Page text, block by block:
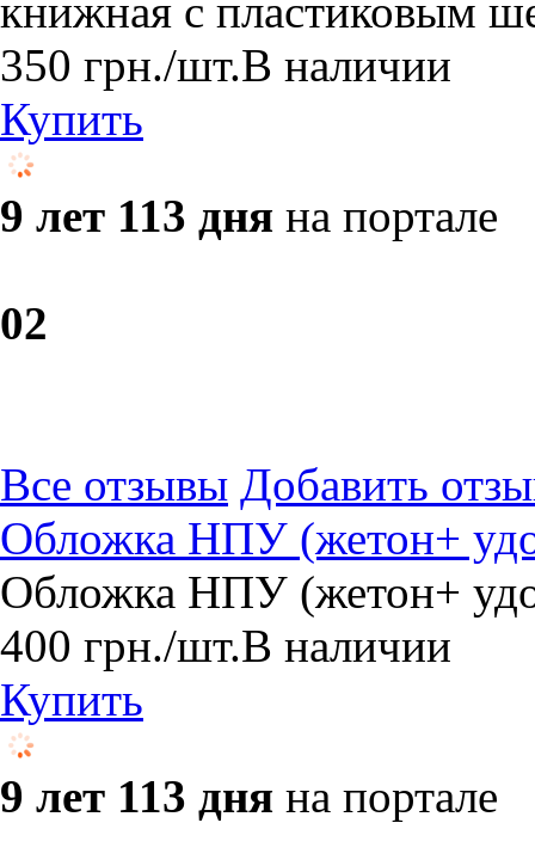
книжная с пластиковым
350 грн./шт.В наличии
Купить
9 лет 113 дня на портале
02
Все отзывы Добавить
Обложка НПУ (жетон+
Обложка НПУ (жетон+
400 грн./шт.В наличии
Купить
9 лет 113 дня на портале